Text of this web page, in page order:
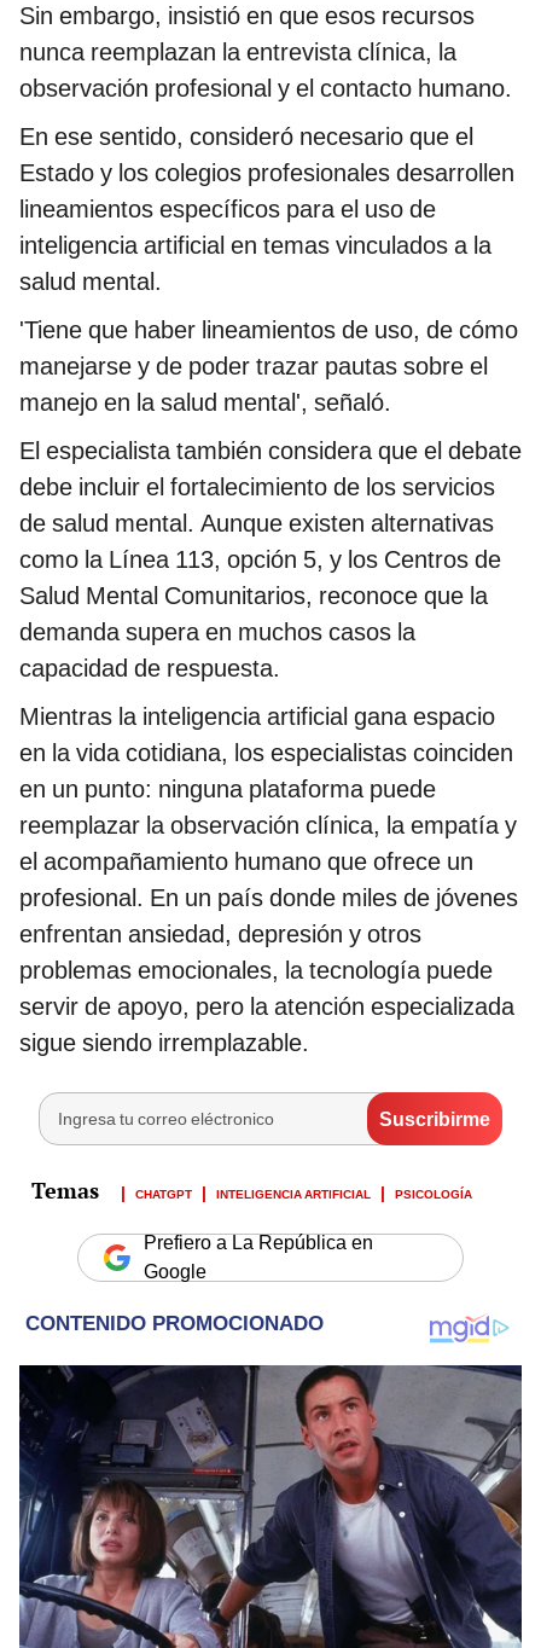
Sin embargo, insistió en que esos recursos
nunca reemplazan la entrevista clínica, la
observación profesional y el contacto humano.
En ese sentido, consideró necesario que el
Estado y los colegios profesionales desarrollen
lineamientos específicos para el uso de
inteligencia artificial en temas vinculados a la
salud mental.
'Tiene que haber lineamientos de uso, de cómo
manejarse y de poder trazar pautas sobre el
manejo en la salud mental', señaló.
El especialista también considera que el debate
debe incluir el fortalecimiento de los servicios
de salud mental. Aunque existen alternativas
como la Línea 113, opción 5, y los Centros de
Salud Mental Comunitarios, reconoce que la
demanda supera en muchos casos la
capacidad de respuesta.
Mientras la inteligencia artificial gana espacio
en la vida cotidiana, los especialistas coinciden
en un punto: ninguna plataforma puede
reemplazar la observación clínica, la empatía y
el acompañamiento humano que ofrece un
profesional. En un país donde miles de jóvenes
enfrentan ansiedad, depresión y otros
problemas emocionales, la tecnología puede
servir de apoyo, pero la atención especializada
sigue siendo irremplazable.
CHATGPT INTELIGENCIA ARTIFICIAL PSICOLOGÍA
Prefiero a La República en
Google